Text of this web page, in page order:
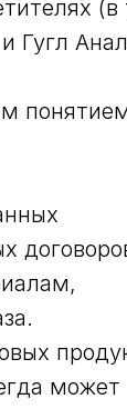
(в
Гугл
может